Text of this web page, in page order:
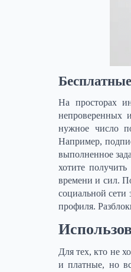
На просторах
непроверенных
нужное число
Например,
выполненное
хотите
времени и сил.
социальной сети
профиля.
Для тех, кто не
и платные, но